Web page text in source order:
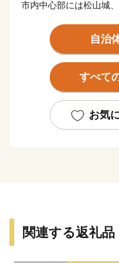
市内中心部には松山城
また、近代俳句の祖と
ります。
自治
すべて
お気
関連する返礼